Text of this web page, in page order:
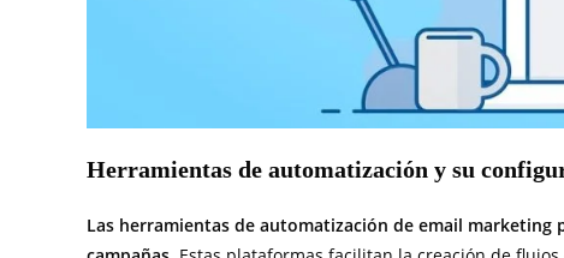
Herramientas de automatización y su
Las herramientas de automatización de email